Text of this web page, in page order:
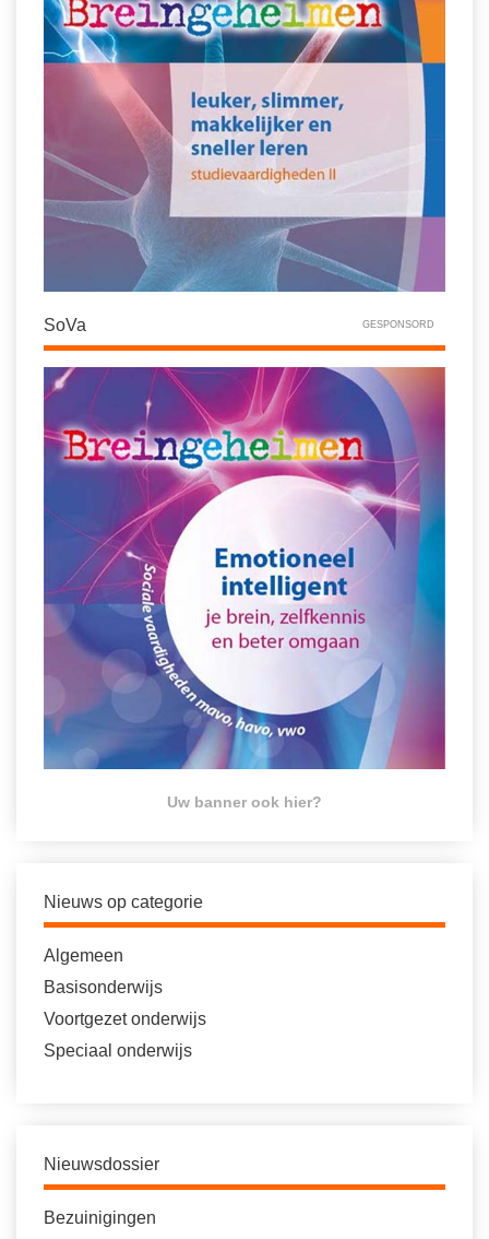
SoVa GESPONSORD
Uw banner ook hier?
Nieuws op categorie
Algemeen
Basisonderwijs
Voortgezet onderwijs
Speciaal onderwijs
Nieuwsdossier
Bezuinigingen